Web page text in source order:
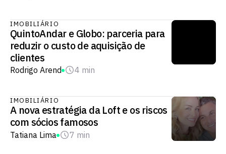
IMOBILIÁRIO
QuintoAndar e Globo: parceria para
reduzir o custo de aquisição de
clientes
Rodrigo Arend 4 min
IMOBILIÁRIO
A nova estratégia da Loft e os riscos
com sócios famosos
Tatiana Lima 7 min